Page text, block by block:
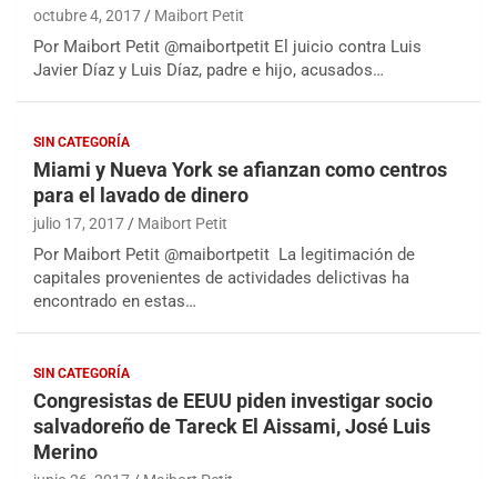
octubre 4, 2017 Maibort Petit
Por Maibort Petit @maibortpetit El juicio contra Luis
Javier Díaz y Luis Díaz, padre e hijo, acusados…
SIN CATEGORÍA
Miami y Nueva York se afianzan como centros
para el lavado de dinero
julio 17, 2017 Maibort Petit
Por Maibort Petit @maibortpetit La legitimación de
capitales provenientes de actividades delictivas ha
encontrado en estas…
SIN CATEGORÍA
Congresistas de EEUU piden investigar socio
salvadoreño de Tareck El Aissami, José Luis
Merino